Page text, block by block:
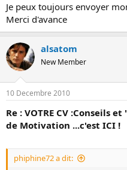
Je peux toujours envoyer
Merci d'avance
alsatom
New Member
10 Decembre 2010
Re : VOTRE CV :Conseils
de Motivation ...c'est ICI !
phiphine72 a dit: